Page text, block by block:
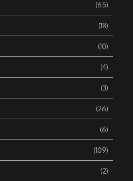
(65)
(18)
(10)
(4)
(3)
(26)
(6)
(109)
(2)